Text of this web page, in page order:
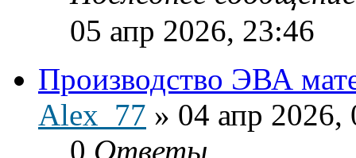
05 апр 2026, 23:46
Производство ЭВА
Alex_77 » 04 апр 2026,
0 Ответы